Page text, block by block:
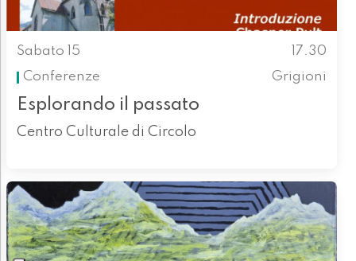
Sabato 15
17.30
Conferenze
Grigioni
Esplorando il passato
Centro Culturale di Circolo